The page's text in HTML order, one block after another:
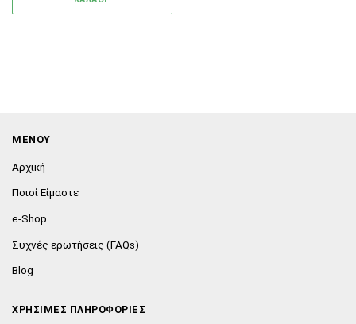
ΜΕΝΟΥ
Αρχική
Ποιοί Είμαστε
e-Shop
Συχνές ερωτήσεις (FAQs)
Blog
ΧΡΗΣΙΜΕΣ ΠΛΗΡΟΦΟΡΙΕΣ